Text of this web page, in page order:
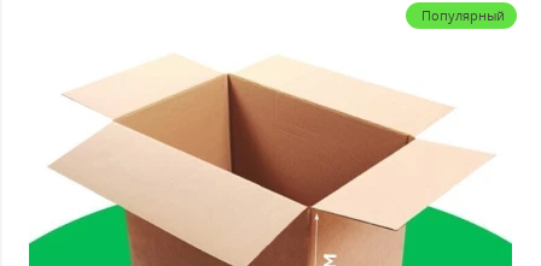
Популярный